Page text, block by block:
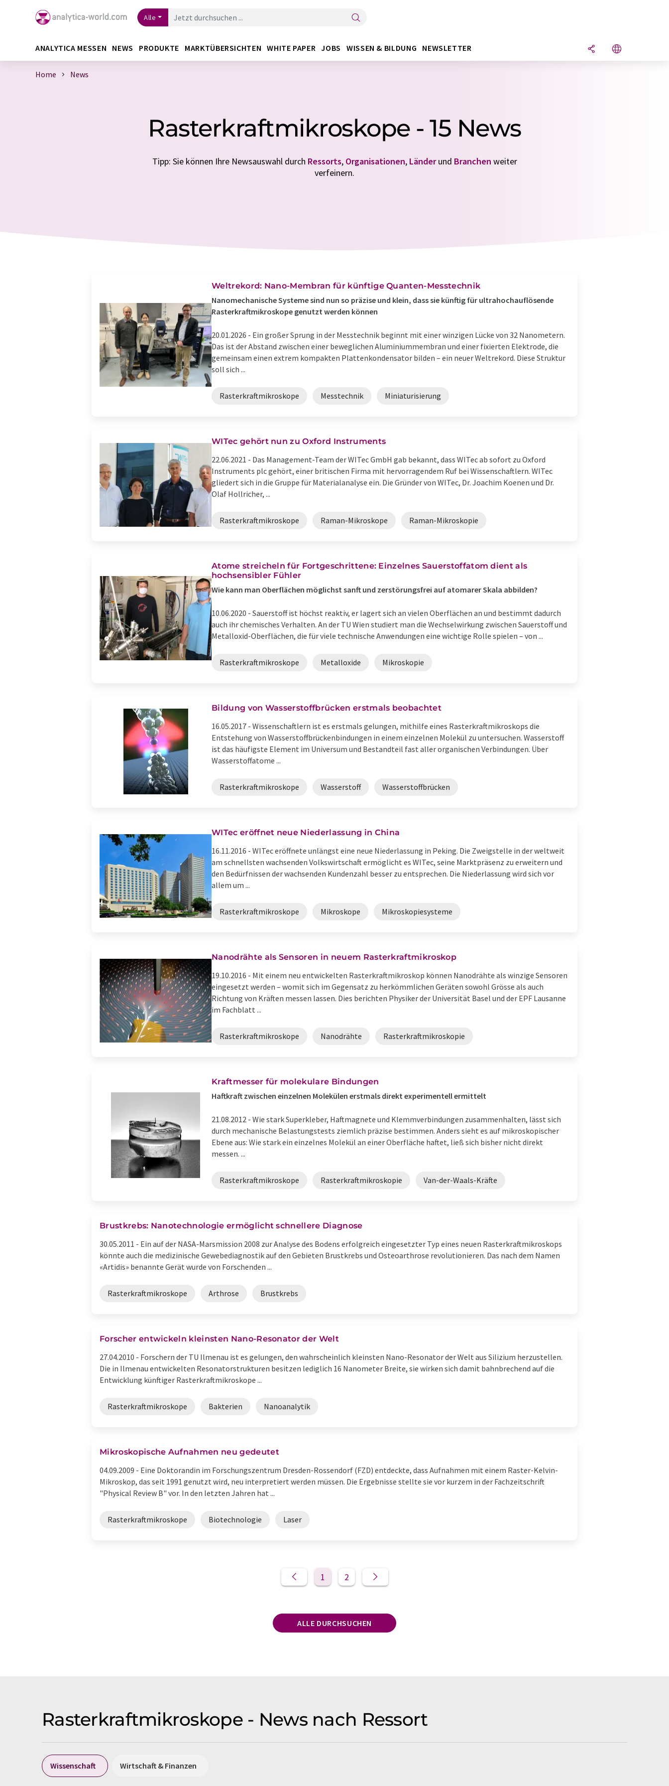
Alle
ANALYTICA MESSEN NEWS PRODUKTE MARKTÜBERSICHTEN WHITE PAPER JOBS WISSEN & BILDUNG NEWSLETTER
Home News
Rasterkraftmikroskope - 15 News
Tipp: Sie können Ihre Newsauswahl durch Ressorts, Organisationen, Länderund Branchen weiter
verfeinern.
Weltrekord: Nano-Membran für künftige Quanten-Messtechnik
Nanomechanische Systeme sind nun so präzise und klein, dass sie künftig für ultrahochauflösende
Rasterkraftmikroskope genutzt werden können
20.01.2026 - Ein großer Sprung in der Messtechnik beginnt mit einer winzigen Lücke von 32 Nanometern.
Das ist der Abstand zwischen einer beweglichen Aluminiummembran und einer fixierten Elektrode, die
gemeinsam einen extrem kompakten Plattenkondensator bilden – ein neuer Weltrekord. Diese Struktur
soll sich ...
Rasterkraftmikroskope Messtechnik Miniaturisierung
WITec gehört nun zu Oxford Instruments
22.06.2021 - Das Management-Team der WITec GmbH gab bekannt, dass WITec ab sofort zu Oxford
Instruments plc gehört, einer britischen Firma mit hervorragendem Ruf bei Wissenschaftlern. WITec
gliedert sich in die Gruppe für Materialanalyse ein. Die Gründer von WITec, Dr. Joachim Koenen und Dr.
Olaf Hollricher, ...
Rasterkraftmikroskope Raman-Mikroskope Raman-Mikroskopie
Atome streicheln für Fortgeschrittene: Einzelnes Sauerstoffatom dient als
hochsensibler Fühler
Wie kann man Oberflächen möglichst sanft und zerstörungsfrei auf atomarer Skala abbilden?
10.06.2020 - Sauerstoff ist höchst reaktiv, er lagert sich an vielen Oberflächen an und bestimmt dadurch
auch ihr chemisches Verhalten. An der TU Wien studiert man die Wechselwirkung zwischen Sauerstoff und
Metalloxid-Oberflächen, die für viele technische Anwendungen eine wichtige Rolle spielen – von ...
Rasterkraftmikroskope Metalloxide Mikroskopie
Bildung von Wasserstoffbrücken erstmals beobachtet
16.05.2017 - Wissenschaftlern ist es erstmals gelungen, mithilfe eines Rasterkraftmikroskops die
Entstehung von Wasserstoffbrückenbindungen in einem einzelnen Molekül zu untersuchen. Wasserstoff
ist das häufigste Element im Universum und Bestandteil fast aller organischen Verbindungen. Über
Wasserstoffatome ...
Rasterkraftmikroskope Wasserstoff Wasserstoffbrücken
WITec eröffnet neue Niederlassung in China
16.11.2016 - WITec eröffnete unlängst eine neue Niederlassung in Peking. Die Zweigstelle in der weltweit
am schnellsten wachsenden Volkswirtschaft ermöglicht es WITec, seine Marktpräsenz zu erweitern und
den Bedürfnissen der wachsenden Kundenzahl besser zu entsprechen. Die Niederlassung wird sich vor
allem um ...
Rasterkraftmikroskope Mikroskope Mikroskopiesysteme
Nanodrähte als Sensoren in neuem Rasterkraftmikroskop
19.10.2016 - Mit einem neu entwickelten Rasterkraftmikroskop können Nanodrähte als winzige Sensoren
eingesetzt werden – womit sich im Gegensatz zu herkömmlichen Geräten sowohl Grösse als auch
Richtung von Kräften messen lassen. Dies berichten Physiker der Universität Basel und der EPF Lausanne
im Fachblatt ...
Rasterkraftmikroskope Nanodrähte Rasterkraftmikroskopie
Kraftmesser für molekulare Bindungen
Haftkraft zwischen einzelnen Molekülen erstmals direkt experimentell ermittelt
21.08.2012 - Wie stark Superkleber, Haftmagnete und Klemmverbindungen zusammenhalten, lässt sich
durch mechanische Belastungstests ziemlich präzise bestimmen. Anders sieht es auf mikroskopischer
Ebene aus: Wie stark ein einzelnes Molekül an einer Oberfläche haftet, ließ sich bisher nicht direkt
messen. ...
Rasterkraftmikroskope Rasterkraftmikroskopie Van-der-Waals-Kräfte
Brustkrebs: Nanotechnologie ermöglicht schnellere Diagnose
30.05.2011 - Ein auf der NASA-Marsmission 2008 zur Analyse des Bodens erfolgreich eingesetzter Typ eines neuen Rasterkraftmikroskops
könnte auch die medizinische Gewebediagnostik auf den Gebieten Brustkrebs und Osteoarthrose revolutionieren. Das nach dem Namen
«Artidis» benannte Gerät wurde von Forschenden ...
Rasterkraftmikroskope Arthrose Brustkrebs
Forscher entwickeln kleinsten Nano-Resonator der Welt
27.04.2010 - Forschern der TU Ilmenau ist es gelungen, den wahrscheinlich kleinsten Nano-Resonator der Welt aus Silizium herzustellen.
Die in Ilmenau entwickelten Resonatorstrukturen besitzen lediglich 16 Nanometer Breite, sie wirken sich damit bahnbrechend auf die
Entwicklung künftiger Rasterkraftmikroskope ...
Rasterkraftmikroskope Bakterien Nanoanalytik
Mikroskopische Aufnahmen neu gedeutet
04.09.2009 - Eine Doktorandin im Forschungszentrum Dresden-Rossendorf (FZD) entdeckte, dass Aufnahmen mit einem Raster-Kelvin-
Mikroskop, das seit 1991 genutzt wird, neu interpretiert werden müssen. Die Ergebnisse stellte sie vor kurzem in der Fachzeitschrift
"Physical Review B" vor. In den letzten Jahren hat ...
Rasterkraftmikroskope Biotechnologie Laser
1 2
ALLE DURCHSUCHEN
Rasterkraftmikroskope - News nach Ressort
Wissenschaft Wirtschaft & Finanzen